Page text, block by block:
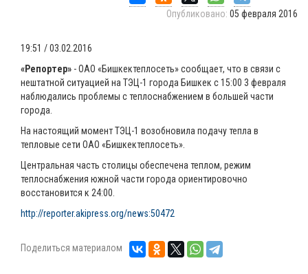
Опубликовано: 05 февраля 2016
19:51 / 03.02.2016
«Репортер» - ОАО «Бишкектеплосеть» сообщает, что в связи с
нештатной ситуацией на ТЭЦ-1 города Бишкек с 15:00 3 февраля
наблюдались проблемы с теплоснабжением в большей части
города.
На настоящий момент ТЭЦ-1 возобновила подачу тепла в
тепловые сети ОАО «Бишкектеплосеть».
Центральная часть столицы обеспечена теплом, режим
теплоснабжения южной части города ориентировочно
восстановится к 24:00.
http://reporter.akipress.org/news:50472
Поделиться материалом